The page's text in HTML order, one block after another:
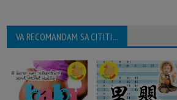
VA RECOMANDAM SA CITITI...